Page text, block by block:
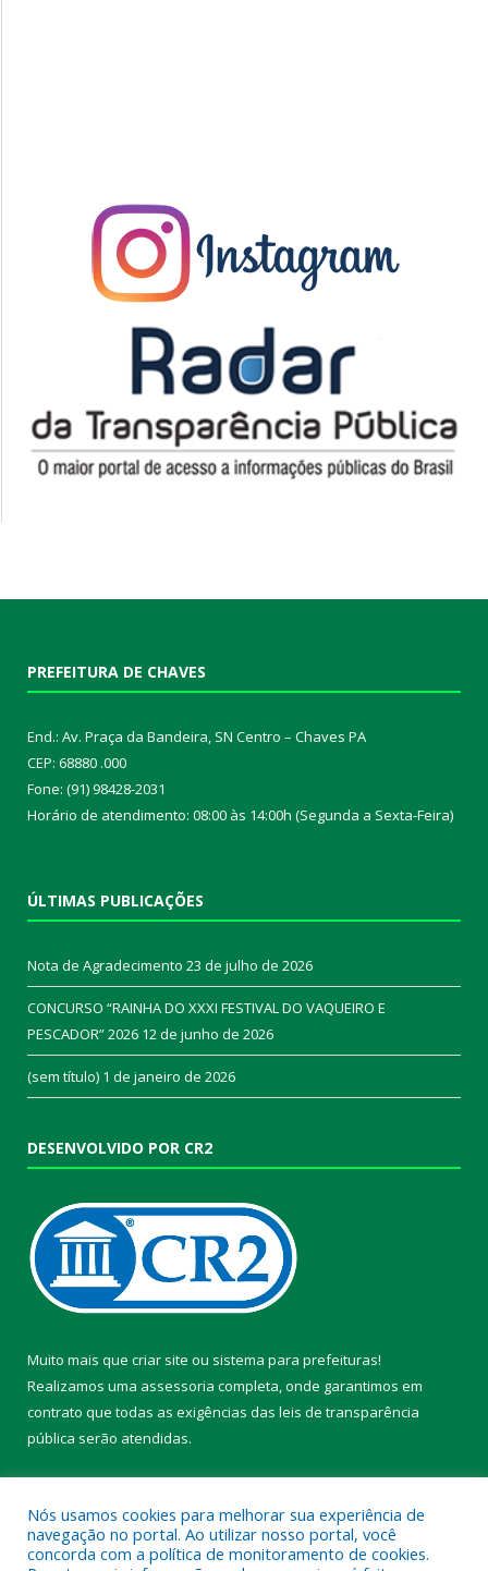
PREFEITURA DE CHAVES
End.: Av. Praça da Bandeira, SN Centro – Chaves PA
CEP: 68880 .000
Fone: (91) 98428-2031
Horário de atendimento: 08:00 às 14:00h (Segunda a Sexta-Feira)
ÚLTIMAS PUBLICAÇÕES
Nota de Agradecimento 23 de julho de 2026
CONCURSO “RAINHA DO XXXI FESTIVAL DO VAQUEIRO E
PESCADOR” 2026 12 de junho de 2026
(sem título) 1 de janeiro de 2026
DESENVOLVIDO POR CR2
Muito mais que criar site ou sistema para prefeituras!
Realizamos uma assessoria completa, onde garantimos em
contrato que todas as exigências das leis de transparência
pública serão atendidas.
Nós usamos cookies para melhorar sua experiência de
navegação no portal. Ao utilizar nosso portal, você
concorda com a política de monitoramento de cookies.